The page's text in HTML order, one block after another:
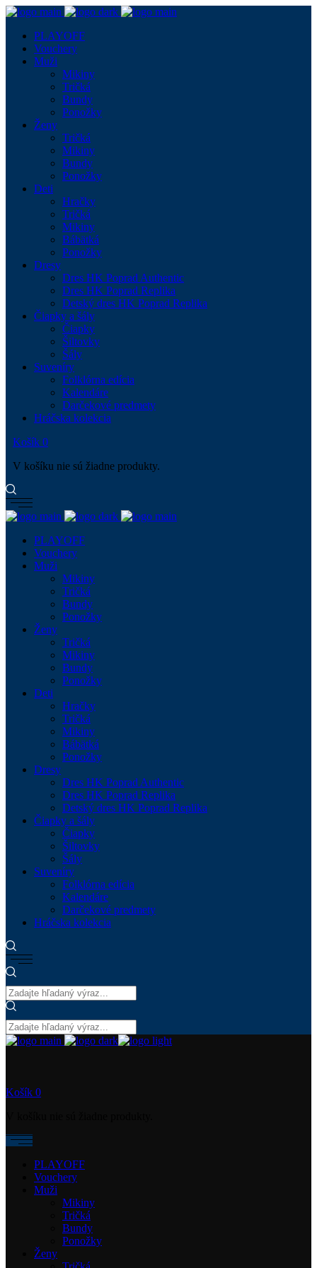
PLAYOFF
Vouchery
Muži
Mikiny
Tričká
Bundy
Ponožky
Ženy
Tričká
Mikiny
Bundy
Ponožky
Deti
Hračky
Tričká
Mikiny
Bábätká
Ponožky
Dresy
Dres HK Poprad Authentic
Dres HK Poprad Replika
Detský dres HK Poprad Replika
Čiapky a šály
Čiapky
Šiltovky
Šály
Suveníry
Folklórna edícia
Kalendáre
Darčekové predmety
Hráčska kolekcia
Košík 0
V košíku nie sú žiadne produkty.
PLAYOFF
Vouchery
Muži
Mikiny
Tričká
Bundy
Ponožky
Ženy
Tričká
Mikiny
Bundy
Ponožky
Deti
Hračky
Tričká
Mikiny
Bábätká
Ponožky
Dresy
Dres HK Poprad Authentic
Dres HK Poprad Replika
Detský dres HK Poprad Replika
Čiapky a šály
Čiapky
Šiltovky
Šály
Suveníry
Folklórna edícia
Kalendáre
Darčekové predmety
Hráčska kolekcia
Košík 0
PLAYOFF
Vouchery
Muži
Mikiny
Tričká
Bundy
Ponožky
Ženy